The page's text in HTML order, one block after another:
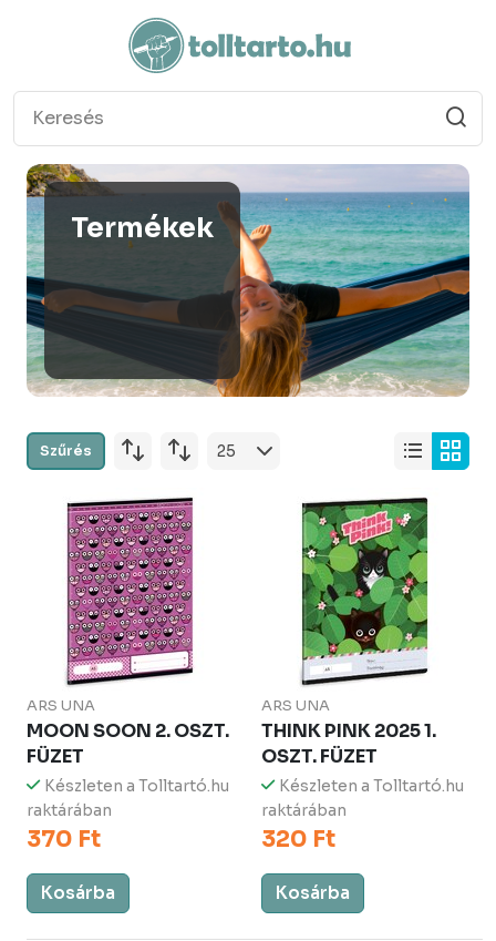
Termékek
Szűrés
ARS UNA
MOON SOON 2. OSZT.
FÜZET
Készleten a Tolltartó.hu
raktárában
370 Ft
Kosárba
ARS UNA
THINK PINK 2025 1.
OSZT. FÜZET
Készleten a Tolltartó.hu
raktárában
320 Ft
Kosárba